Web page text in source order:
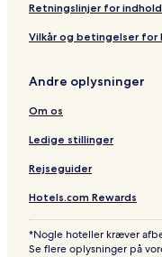
Retningslinjer for
Vilkår og betingelser for
Andre oplysninger
Om os
Ledige stillinger
Rejseguider
Hotels.com Rewards
*Nogle hoteller kræver
Se flere oplysninger på